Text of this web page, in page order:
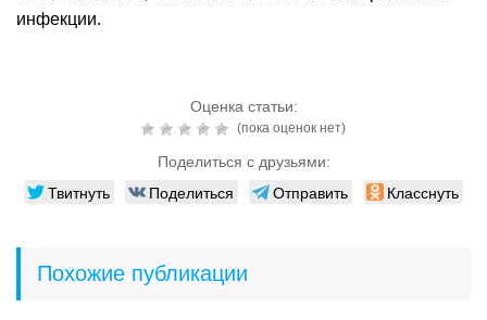
инфекции.
Оценка статьи:
(пока оценок нет)
Поделиться с друзьями:
Твитнуть Поделиться Отправить Класснуть
Похожие публикации